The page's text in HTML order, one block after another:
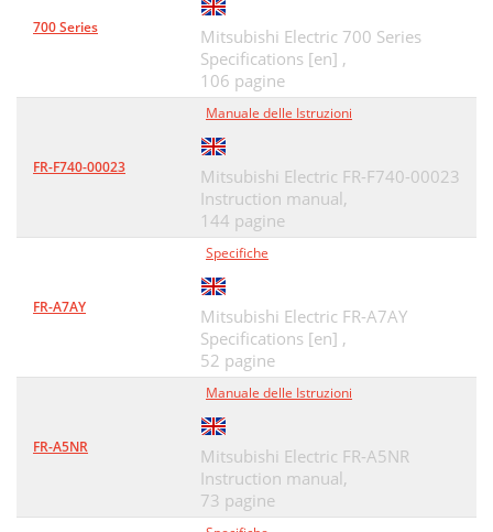
700 Series
Mitsubishi Electric 700 Series
Specifications [en] ,
106 pagine
FR-F740-00023
Manuale delle Istruzioni
Mitsubishi Electric FR-F740-00023
Instruction manual,
144 pagine
FR-A7AY
Specifiche
Mitsubishi Electric FR-A7AY
Specifications [en] ,
52 pagine
FR-A5NR
Manuale delle Istruzioni
Mitsubishi Electric FR-A5NR
Instruction manual,
73 pagine